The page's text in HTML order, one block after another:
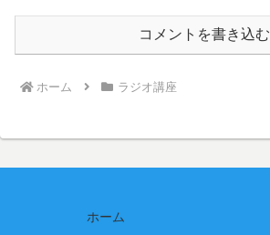
コメントを書き込む
ホーム ラジオ講座
ホーム